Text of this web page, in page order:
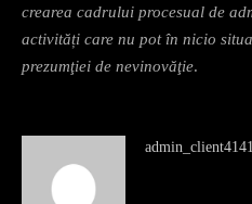
crearea cadrului procesual de
activități care nu pot în nicio
prezumţiei de nevinovăţie.